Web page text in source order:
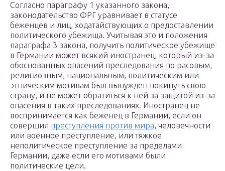
Согласно параграфу 1 указанного закона,
законодательство ФРГ уравнивает в статусе
беженцев и лиц, ходатайствующих о предоставлении
политического убежища. Учитывая это и положения
параграфа 3 закона, получить политическое убежище
в Германии может всякий иностранец, который из-за
обоснованных опасений преследования по расовым,
религиозным, национальным, политическим или
этническим мотивам был вынужден покинуть свою
страну, и не может обратиться к ней за защитой из-за
опасения в таких преследованиях. Иностранец не
воспринимается как беженец в Германии, если он
совершил преступления против мира, человечности
или военное преступление, или тяжкое
неполитическое преступление за пределами
Германии, даже если его мотивами были
политические цели.